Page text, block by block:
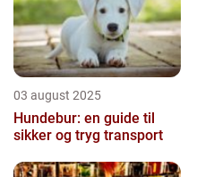
03 august 2025
Hundebur: en guide til
sikker og tryg transport